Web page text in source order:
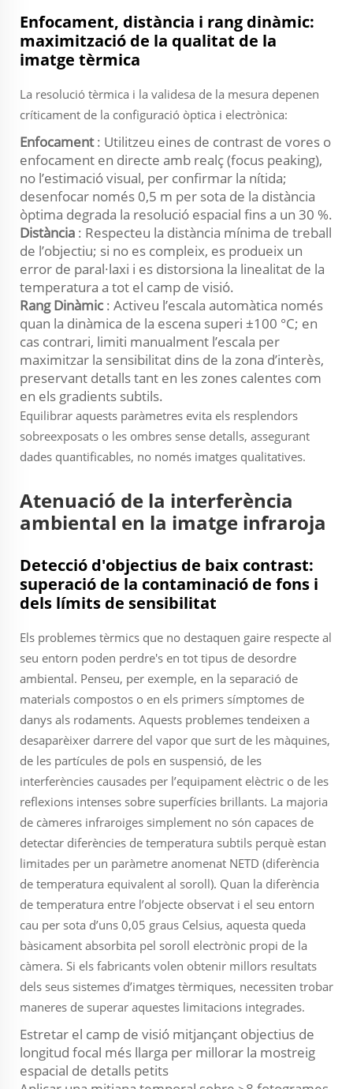
Enfocament, distància i rang dinàmic:
maximització de la qualitat de la
imatge tèrmica
La resolució tèrmica i la validesa de la mesura depenen
críticament de la configuració òptica i electrònica:
Enfocament: Utilitzeu eines de contrast de vores o
enfocament en directe amb realç (focus peaking),
no l’estimació visual, per confirmar la nítida;
desenfocar només 0,5 m per sota de la distància
òptima degrada la resolució espacial fins a un 30 %.
Distància : Respecteu la distància mínima de treball
de l’objectiu; si no es compleix, es produeix un
error de paral·laxi i es distorsiona la linealitat de la
temperatura a tot el camp de visió.
Rang Dinàmic : Activeu l’escala automàtica només
quan la dinàmica de la escena superi ±100 °C; en
cas contrari, limiti manualment l’escala per
maximitzar la sensibilitat dins de la zona d’interès,
preservant detalls tant en les zones calentes com
en els gradients subtils.
Equilibrar aquests paràmetres evita els resplendors
sobreexposats o les ombres sense detalls, assegurant
dades quantificables, no només imatges qualitatives.
Atenuació de la interferència
ambiental en la imatge infraroja
Detecció d'objectius de baix contrast:
superació de la contaminació de fons i
dels límits de sensibilitat
Els problemes tèrmics que no destaquen gaire respecte al
seu entorn poden perdre's en tot tipus de desordre
ambiental. Penseu, per exemple, en la separació de
materials compostos o en els primers símptomes de
danys als rodaments. Aquests problemes tendeixen a
desaparèixer darrere del vapor que surt de les màquines,
de les partícules de pols en suspensió, de les
interferències causades per l’equipament elèctric o de les
reflexions intenses sobre superfícies brillants. La majoria
de càmeres infraroiges simplement no són capaces de
detectar diferències de temperatura subtils perquè estan
limitades per un paràmetre anomenat NETD (diferència
de temperatura equivalent al soroll). Quan la diferència
de temperatura entre l’objecte observat i el seu entorn
cau per sota d’uns 0,05 graus Celsius, aquesta queda
bàsicament absorbita pel soroll electrònic propi de la
càmera. Si els fabricants volen obtenir millors resultats
dels seus sistemes d’imatges tèrmiques, necessiten trobar
maneres de superar aquestes limitacions integrades.
Estretar el camp de visió mitjançant objectius de
longitud focal més llarga per millorar la mostreig
espacial de detalls petits